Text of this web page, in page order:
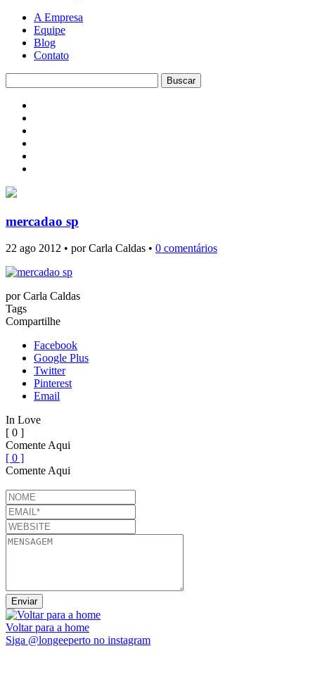
A Empresa
Equipe
Blog
Contato
mercadao sp
22 ago 2012 • por Carla Caldas • 0 comentários
porCarla Caldas
Tags
Compartilhe
Facebook
Google Plus
Twitter
Pinterest
Email
In Love
[ 0 ]
Comente Aqui
[ 0 ]
Comente Aqui
Voltar para a home
Siga @longeeperto no instagram